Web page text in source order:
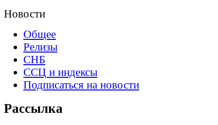
Новости
Общее
Релизы
СНБ
ССЦ и индексы
Подписаться на новости
Рассылка